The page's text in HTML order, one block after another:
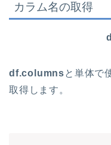
カラム名の取得
df.columnsと単体で
取得します。